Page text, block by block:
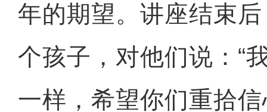
年的期望。讲座结束
个孩子，对他们说：“
一样，希望你们重拾